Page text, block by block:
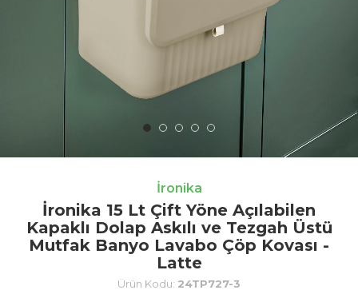
İronika
İronika 15 Lt Çift Yöne Açılabilen
Kapaklı Dolap Askılı ve Tezgah Üstü
Mutfak Banyo Lavabo Çöp Kovası -
Latte
Ürün Kodu: 24TP727-3